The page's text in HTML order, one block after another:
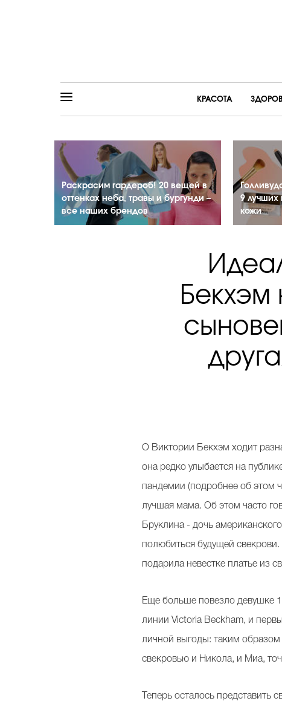
КРАСОТА
Раскрасим гардероб! 20 вещей в
оттенках неба, травы и бургунди –
все наших брендов
9 лучших
кожи
Бекхэм
О Виктории Бекхэм ходит
она редко улыбается на
пандемии (подробнее об этом
лучшая мама. Об этом часто
Бруклина - дочь
полюбиться будущей
подарила невестке платье из
Еще больше повезло девушке
линии Victoria Beckham, и
личной выгоды: таким
свекровью и Никола, и Миа,
Теперь осталось